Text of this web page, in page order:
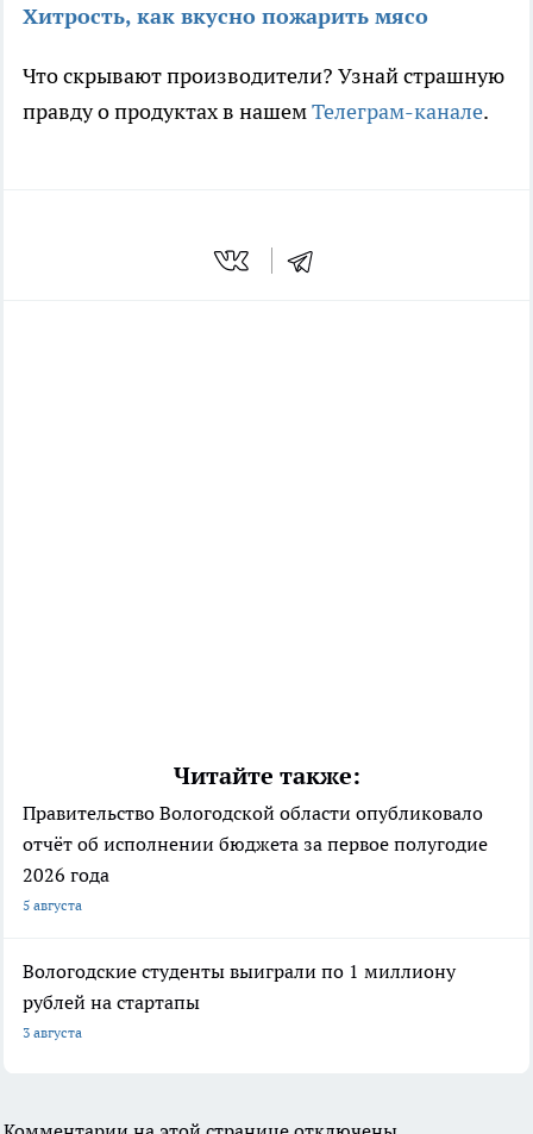
Хитрость, как вкусно пожарить мясо
Что скрывают производители? Узнай страшную
правду о продуктах в нашемТелеграм-канале.
Читайте также:
Правительство Вологодской области опубликовало
отчёт об исполнении бюджета за первое полугодие
2026 года
5 августа
Вологодские студенты выиграли по 1 миллиону
рублей на стартапы
3 августа